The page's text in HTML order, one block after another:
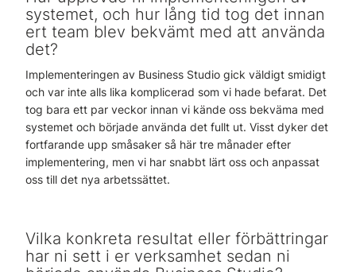
systemet, och hur lång tid tog det innan
ert team blev bekvämt med att använda
det?
Implementeringen av Business Studio gick väldigt smidigt
och var inte alls lika komplicerad som vi hade befarat. Det
tog bara ett par veckor innan vi kände oss bekväma med
systemet och började använda det fullt ut. Visst dyker det
fortfarande upp småsaker så här tre månader efter
implementering, men vi har snabbt lärt oss och anpassat
oss till det nya arbetssättet.
Vilka konkreta resultat eller förbättringar
har ni sett i er verksamhet sedan ni